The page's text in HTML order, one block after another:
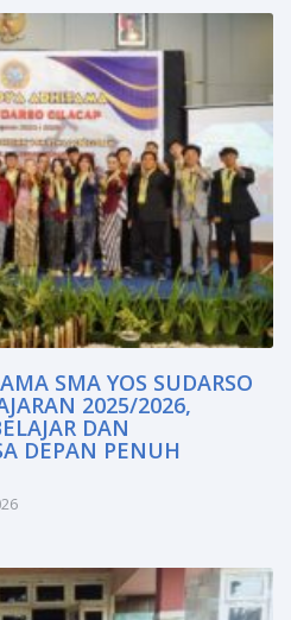
SMA YOS SUDARSO
2025/2026,
DAN
DEPAN PENUH